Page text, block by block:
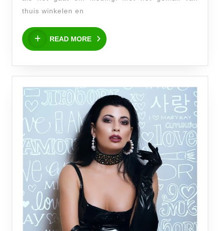
met
Afterpay
thuis winkelen en
READ MORE
READ
MORE